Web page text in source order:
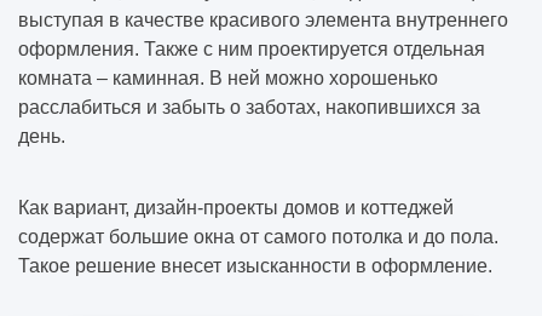
выступая в качестве красивого элемента внутреннего
оформления. Также с ним проектируется отдельная
комната – каминная. В ней можно хорошенько
расслабиться и забыть о заботах, накопившихся за
день.
Как вариант, дизайн-проекты домов и коттеджей
содержат большие окна от самого потолка и до пола.
Такое решение внесет изысканности в оформление.